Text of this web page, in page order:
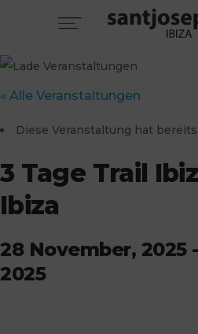
« Alle Veranstaltungen
Diese Veranstaltung hat
3 Tage Trail
Ibiza
28 November, 2025
2025